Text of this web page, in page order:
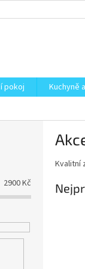
pokoj Kuchyně
2900Kč
Kvalitní